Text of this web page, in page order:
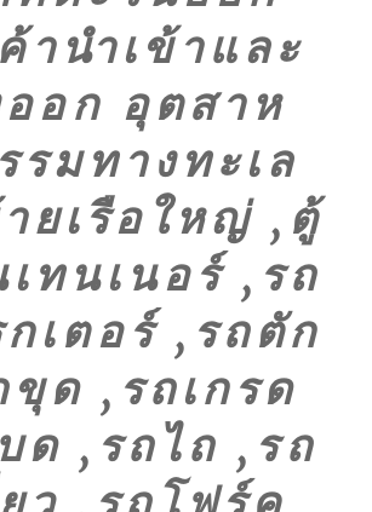
านำเข้าและ
ออก อุตสาห
รมทางทะเล
ยเรือใหญ่ ,ตู้
ทนเนอร์ ,รถ
เตอร์ ,รถตัก
ขุด ,รถเกรด
ด ,รถไถ ,รถ